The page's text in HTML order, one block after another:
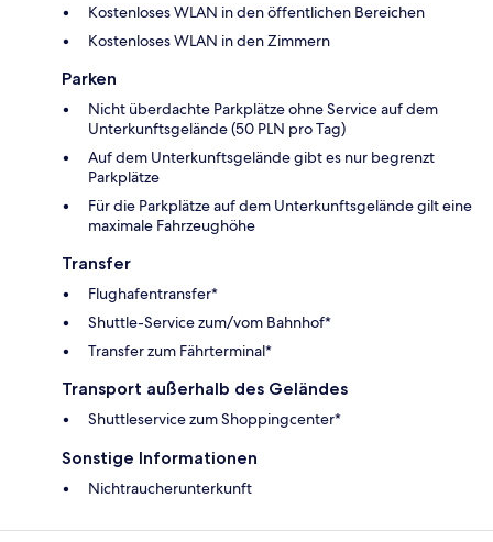
Kostenloses WLAN in den öffentlichen Bereichen
Kostenloses WLAN in den Zimmern
Parken
Nicht überdachte Parkplätze ohne Service auf dem
Unterkunftsgelände (50 PLN pro Tag)
Auf dem Unterkunftsgelände gibt es nur begrenzt
Parkplätze
Für die Parkplätze auf dem Unterkunftsgelände gilt eine
maximale Fahrzeughöhe
Transfer
Flughafentransfer*
Shuttle-Service zum/vom Bahnhof*
Transfer zum Fährterminal*
Transport außerhalb des Geländes
Shuttleservice zum Shoppingcenter*
Sonstige Informationen
Nichtraucherunterkunft